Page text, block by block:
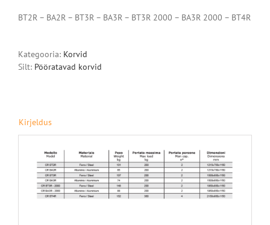
BT2R – BA2R – BT3R – BA3R – BT3R 2000 – BA3R 2000 – BT4R
Kategooria: Korvid
Silt: Pööratavad korvid
Kirjeldus